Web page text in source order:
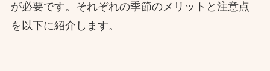
が必要です。それぞれの季節のメリットと注意点
を以下に紹介します。